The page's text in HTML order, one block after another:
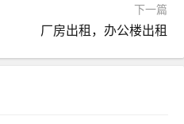
下一篇
厂房出租，办公楼出租